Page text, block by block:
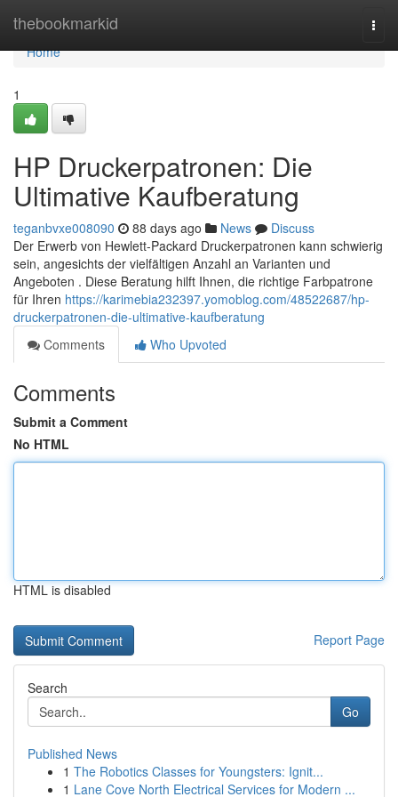
thebookmarkid
Home
Home
1
HP Druckerpatronen: Die
Ultimative Kaufberatung
teganbvxe008090 88 days ago News
Discuss
Der Erwerb von Hewlett-Packard Druckerpatronen kann schwierig
sein, angesichts der vielfältigen Anzahl an Varianten und
Angeboten . Diese Beratung hilft Ihnen, die richtige Farbpatrone
für Ihren https://karimebia232397.yomoblog.com/48522687/hp-
druckerpatronen-die-ultimative-kaufberatung
Comments
Who Upvoted
Comments
Submit a Comment
No HTML
HTML is disabled
Report Page
Search
Go
Published News
1 The Robotics Classes for Youngsters: Ignit...
1 Lane Cove North Electrical Services for Modern ...